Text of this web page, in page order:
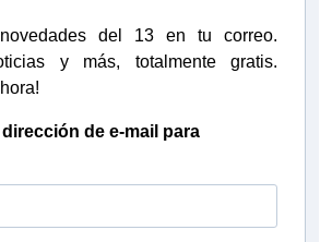
del 13 en tu correo.
y más, totalmente gratis.
de e-mail para